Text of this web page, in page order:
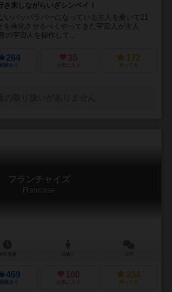
き来しながらいざシンペイ！
パッパラパーになっている主人を憂いて21
を進化させるべくやってきた宇宙人が主人
の宇宙人を操作して...
264
経験あり
35
お気に入り
172
持ってる
フランチャイズ
Franchise
459
経験あり
100
お気に入り
234
持ってる